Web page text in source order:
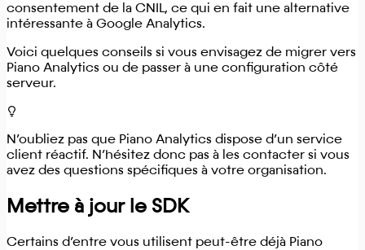
consentement de la CNIL, ce qui en fait une alternative
intéressante à Google Analytics.
Voici quelques conseils si vous envisagez de migrer vers
Piano Analytics ou de passer à une configuration côté
serveur.
N’oubliez pas que Piano Analytics dispose d’un service
client réactif. N’hésitez donc pas à les contacter si vous
avez des questions spécifiques à votre organisation.
Mettre à jour le SDK
Certains d’entre vous utilisent peut-être déjà Piano